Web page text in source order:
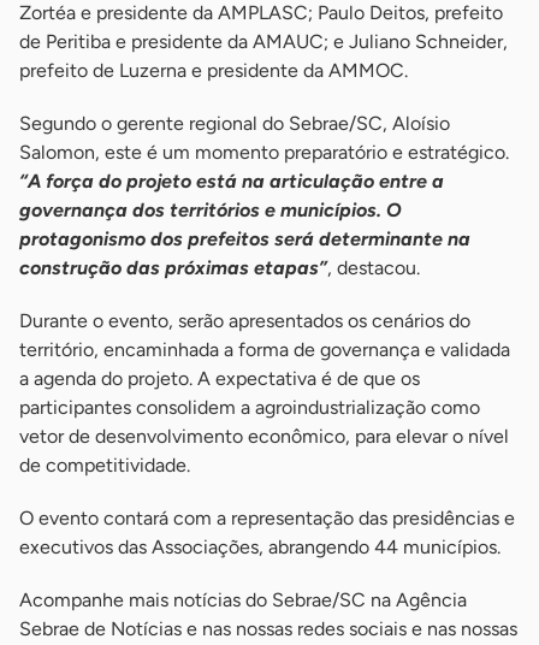
Zortéa e presidente da AMPLASC; Paulo Deitos, prefeito
de Peritiba e presidente da AMAUC; e Juliano Schneider,
prefeito de Luzerna e presidente da AMMOC.
Segundo o gerente regional do Sebrae/SC, Aloísio
Salomon, este é um momento preparatório e estratégico.
“A força do projeto está na articulação entre a
governança dos territórios e municípios. O
protagonismo dos prefeitos será determinante na
construção das próximas etapas”, destacou.
Durante o evento, serão apresentados os cenários do
território, encaminhada a forma de governança e validada
a agenda do projeto. A expectativa é de que os
participantes consolidem a agroindustrialização como
vetor de desenvolvimento econômico, para elevar o nível
de competitividade.
O evento contará com a representação das presidências e
executivos das Associações, abrangendo 44 municípios.
Acompanhe mais notícias do Sebrae/SC na Agência
Sebrae de Notícias e nas nossas redes sociais e nas nossas